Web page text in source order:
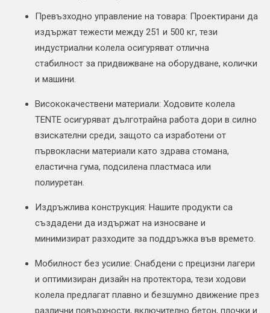
Превъзходно управление на товара: Проектирани да
издържат тежести между 251 и 500 кг, тези
индустриални колела осигуряват отлична
стабилност за придвижване на оборудване, колички
и машини.
Висококачествени материали: Ходовите колела
TENTE осигуряват дълготрайна работа дори в силно
взискателни среди, защото са изработени от
първокласни материали като здрава стомана,
еластична гума, подсилена пластмаса или
полиуретан.
Издръжлива конструкция: Нашите продукти са
създадени да издържат на износване и
минимизират разходите за поддръжка във времето.
Мобилност без усилие: Снабдени с прецизни лагери
и оптимизиран дизайн на протектора, тези ходови
колела предлагат плавно и безшумно движение през
различни повърхности, включително бетон, плочки и